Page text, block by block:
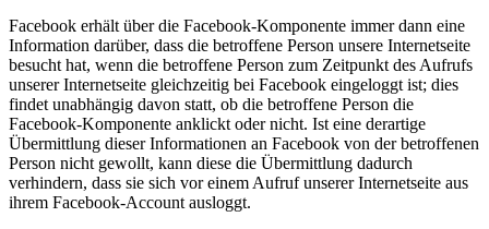
Facebook erhält über die Facebook-Komponente immer dann eine
Information darüber, dass die betroffene Person unsere Internetseite
besucht hat, wenn die betroffene Person zum Zeitpunkt des Aufrufs
unserer Internetseite gleichzeitig bei Facebook eingeloggt ist; dies
findet unabhängig davon statt, ob die betroffene Person die
Facebook-Komponente anklickt oder nicht. Ist eine derartige
Übermittlung dieser Informationen an Facebook von der betroffenen
Person nicht gewollt, kann diese die Übermittlung dadurch
verhindern, dass sie sich vor einem Aufruf unserer Internetseite aus
ihrem Facebook-Account ausloggt.